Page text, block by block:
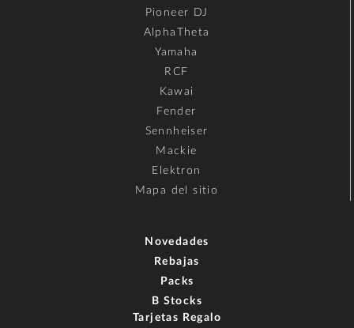
Pioneer DJ
AlphaTheta
Yamaha
RCF
Kawai
Fender
Sennheiser
Mackie
Elektron
Mapa del sitio
Novedades
Rebajas
Packs
B Stocks
Tarjetas Regalo